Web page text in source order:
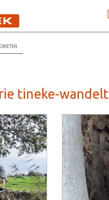
tineke-wandelt